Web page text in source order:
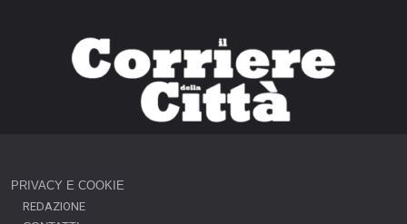
PRIVACY E COOKIE
REDAZIONE